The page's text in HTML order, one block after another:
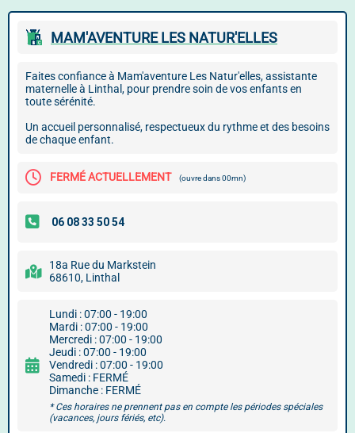
MAM'AVENTURE LES NATUR'ELLES
Faites confiance à Mam'aventure Les Natur'elles, assistante
maternelle à Linthal, pour prendre soin de vos enfants en
toute sérénité.
Un accueil personnalisé, respectueux du rythme et des besoins
de chaque enfant.
FERMÉ ACTUELLEMENT (ouvre dans 00mn)
18a Rue du Markstein
68610, Linthal
Lundi : 07:00 - 19:00
Mardi : 07:00 - 19:00
Mercredi : 07:00 - 19:00
Jeudi : 07:00 - 19:00
Vendredi : 07:00 - 19:00
Samedi : FERMÉ
Dimanche : FERMÉ
* Ces horaires ne prennent pas en compte les périodes spéciales
(vacances, jours fériés, etc).